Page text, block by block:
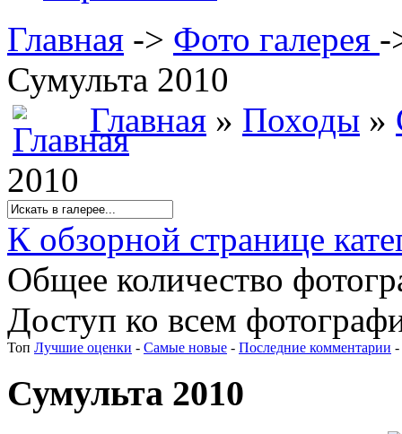
Главная -> Фото галерея -
Сумульта 2010
Главная » Походы »
2010
К обзорной странице
Общее количество
Доступ ко всем
Топ Лучшие оценки - Самые новые - Последние комментарии -
Сумульта 2010